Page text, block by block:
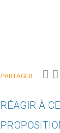
PARTAGER
RÉAGIR À